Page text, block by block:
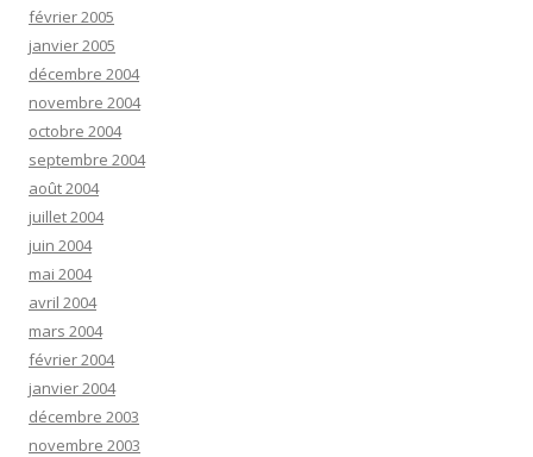
février 2005
janvier 2005
décembre 2004
novembre 2004
octobre 2004
septembre 2004
août 2004
juillet 2004
juin 2004
mai 2004
avril 2004
mars 2004
février 2004
janvier 2004
décembre 2003
novembre 2003